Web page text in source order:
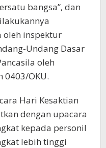
bangsa”, dan
oleh inspektur
Undang Dasar
oleh
0403/OKU.
Hari Kesaktian
dengan upacara
kepada personil
lebih tinggi